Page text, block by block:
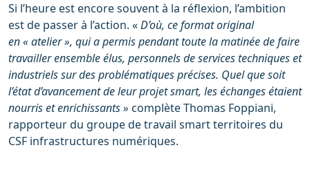
Si l’heure est encore souvent à la réflexion, l’ambition
est de passer à l’action. «D’où, ce format original
en « atelier », qui a permis pendant toute la matinée de faire
travailler ensemble élus, personnels de services techniques et
industriels sur des problématiques précises. Quel que soit
l’état d’avancement de leur projet smart, les échanges étaient
nourris et enrichissants » complète Thomas Foppiani,
rapporteur du groupe de travail smart territoires du
CSF infrastructures numériques.